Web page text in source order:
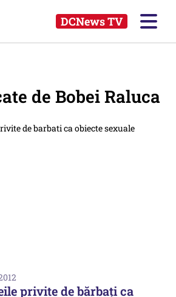
DCNews TV
de Bobei Raluca
privite de bărbaţi ca